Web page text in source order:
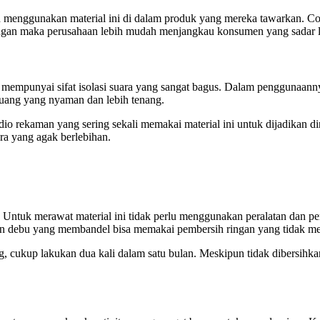
material ini di dalam produk yang mereka tawarkan.
maka perusahaan lebih mudah menjangkau konsumen yang
sifat isolasi suara yang sangat bagus. Dalam
yang nyaman dan lebih tenang.
rekaman yang sering sekali memakai material ini untuk dijadikan
yang agak berlebihan.
merawat material ini tidak perlu menggunakan peralatan dan
yang membandel bisa memakai pembersih ringan yang tidak
cukup lakukan dua kali dalam satu bulan. Meskipun tidak